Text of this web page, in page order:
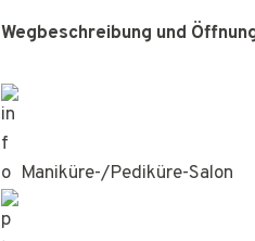
Wegbeschreibung und
Maniküre-/Pediküre-Salon